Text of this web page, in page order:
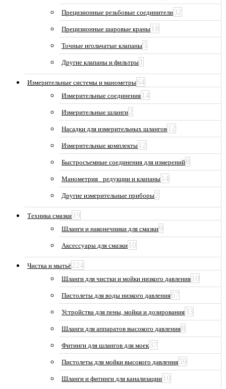
Прецизионные резьбовые соединители32
Прецизионные шаровые краны 18
Точные игольчатые клапаны5
Другие клапаны и фильтры 1
Измерительные системы и манометры64
Измерительные соединения 14
Измерительные шланги2
Насадки для измерительных шлангов 12
Измерительные комплекты 12
Быстросъемные соединения для измерений8
Манометрия_ редукции и клапаны 14
Другие измерительные приборы2
Техника смазки 19
Шланги и наконечники для смазки9
Аксессуары для смазки 10
Чистка и мытьё224
Шланги для чистки и мойки низкого давления 10
Пистолеты для воды низкого давления67
Устройства для пены, мойки и дозирования33
Шланги для аппаратов высокого давления8
Фитинги для шлангов для моек37
Пистолеты для мойки высокого давления59
Шланги и фитинги для канализации 10